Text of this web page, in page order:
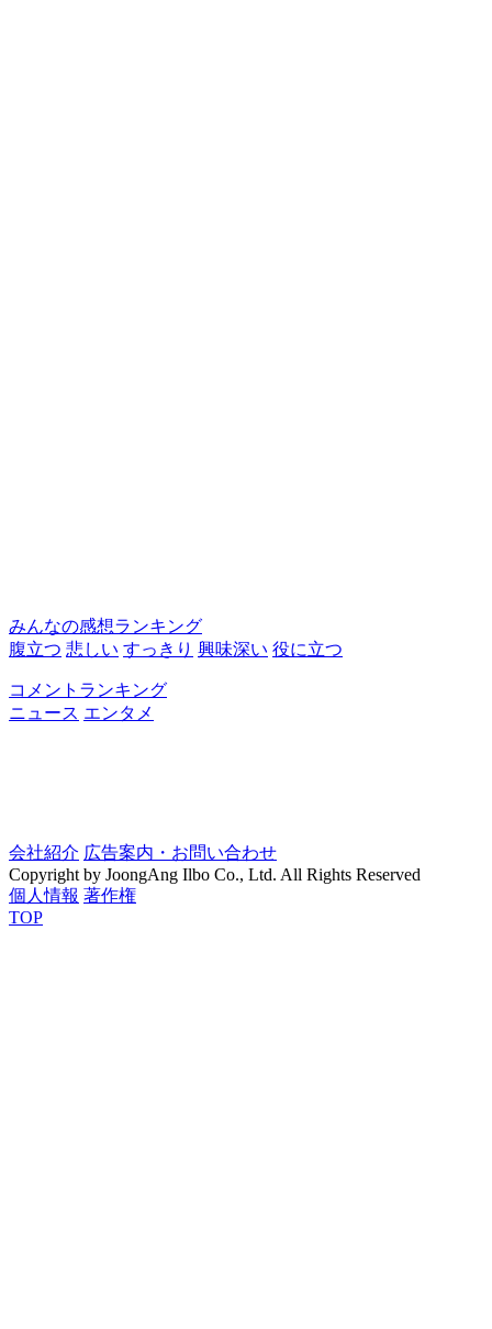
みんなの感想ランキング
腹立つ 悲しい すっきり 興味深い 役に立つ
コメントランキング
ニュース エンタメ
会社紹介 広告案内・お問い合わせ
Copyright by JoongAng Ilbo Co., Ltd. All Rights Reserved
個人情報 著作権
TOP